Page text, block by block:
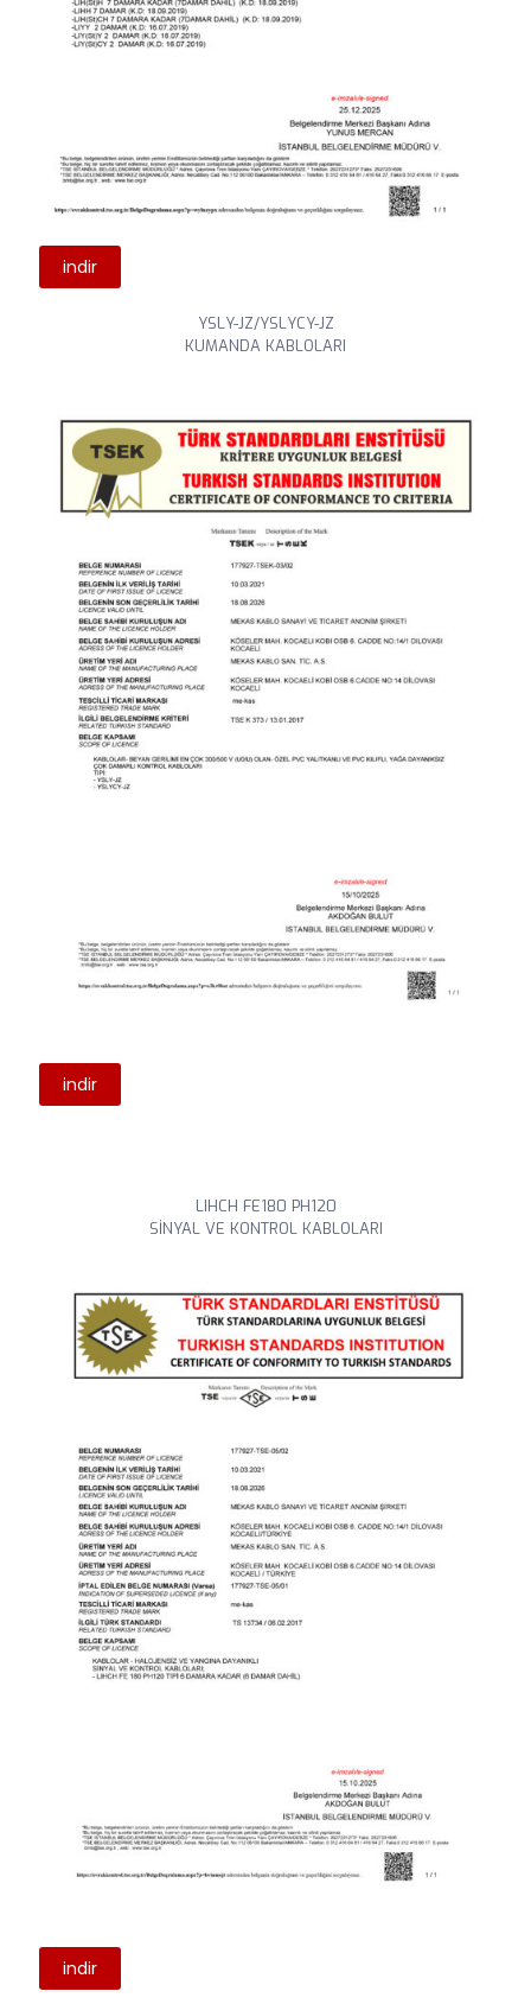
indir
YSLY-JZ/YSLYCY-JZ
KUMANDA KABLOLARI
indir
LIHCH FE180 PH120
SİNYAL VE KONTROL KABLOLARI
indir